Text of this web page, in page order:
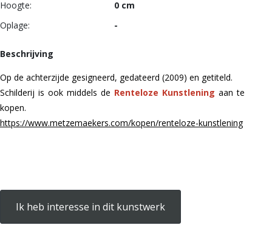
Hoogte:
0 cm
Oplage:
-
Beschrijving
Op de achterzijde gesigneerd, gedateerd (2009) en getiteld.
Schilderij is ook middels de Renteloze Kunstlening aan te
kopen.
https://www.metzemaekers.com/kopen/renteloze-kunstlening
Ik heb interesse in dit kunstwerk